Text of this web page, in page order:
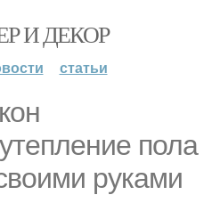
И ДЕКОР
статьи
пола
руками